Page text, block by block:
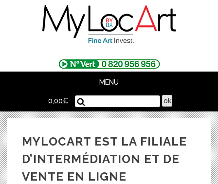
MENU
0,00€
MYLOCART EST LA FILIALE
D’INTERMÉDIATION ET DE
VENTE EN LIGNE